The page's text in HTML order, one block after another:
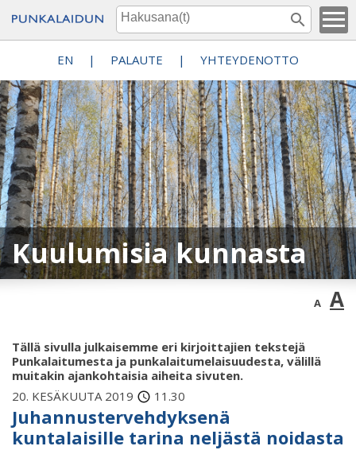
EN | PALAUTE | YHTEYDENOTTO
Kuulumisia kunnasta
A A
Tällä sivulla julkaisemme eri kirjoittajien tekstejä
Punkalaitumesta ja punkalaitumelaisuudesta, välillä
muitakin ajankohtaisia aiheita sivuten.
20. KESÄKUUTA 2019
11.30
Juhannustervehdyksenä
kuntalaisille tarina neljästä noidasta